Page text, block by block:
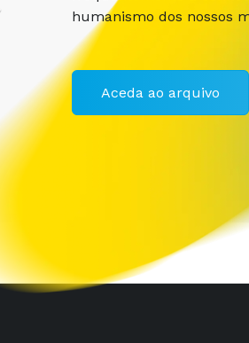
humanismo dos nossos
Aceda ao arquivo